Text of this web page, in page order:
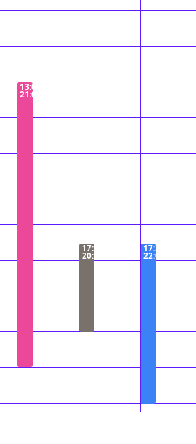
13:00 −
21:00
17:30 −
20:00
17:30 −
22:00